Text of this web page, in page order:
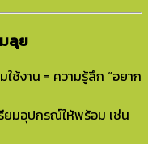
ลุย
ช้งาน = ความรู้สึก “อยาก
รียมอุปกรณ์ให้พร้อม เช่น